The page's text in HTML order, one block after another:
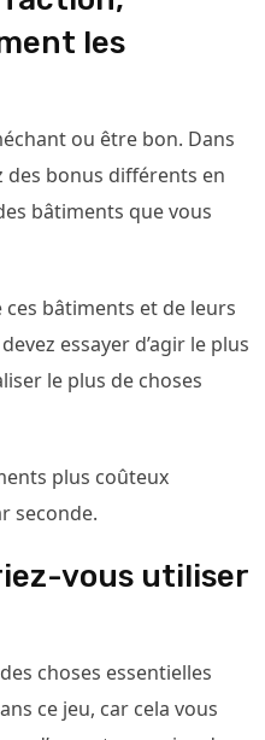
les
ou être bon. Dans
des bonus différents en
bâtiments que vous
ces bâtiments et de leurs
essayer d’agir le plus
le plus de choses
plus coûteux
seconde.
vous utiliser
choses essentielles
ce jeu, car cela vous